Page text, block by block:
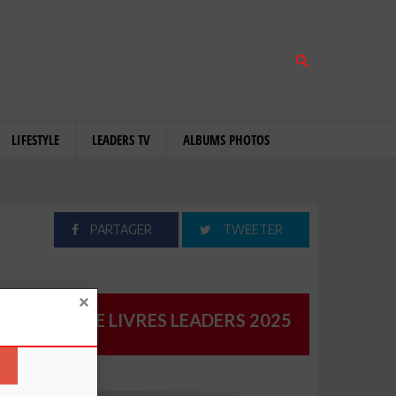
LIFESTYLE LEADERS TV ALBUMS PHOTOS
PARTAGER TWEETER
CATALOGUE LIVRES LEADERS 2025